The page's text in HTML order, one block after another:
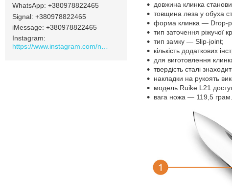
довжина клинка
товщина леза у обуха
форма клинка — Drop-
тип заточення ріжучої
тип замку — Slip-joint;
кількість додаткових
для виготовлення
твердість сталі
накладки на рукоять
модель Ruike L21
вага ножа — 119,5 грам.
+380978822465
Signal +380978822465
iMessage +380978822465
Instagram